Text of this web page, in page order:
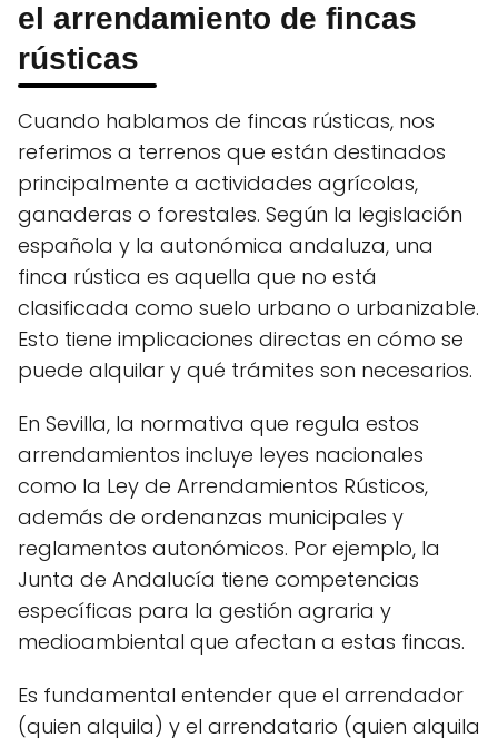
el arrendamiento de fincas
rústicas
Cuando hablamos de fincas rústicas, nos
referimos a terrenos que están destinados
principalmente a actividades agrícolas,
ganaderas o forestales. Según la legislación
española y la autonómica andaluza, una
finca rústica es aquella que no está
clasificada como suelo urbano o urbanizable.
Esto tiene implicaciones directas en cómo se
puede alquilar y qué trámites son necesarios.
En Sevilla, la normativa que regula estos
arrendamientos incluye leyes nacionales
como la Ley de Arrendamientos Rústicos,
además de ordenanzas municipales y
reglamentos autonómicos. Por ejemplo, la
Junta de Andalucía tiene competencias
específicas para la gestión agraria y
medioambiental que afectan a estas fincas.
Es fundamental entender que el arrendador
(quien alquila) y el arrendatario (quien alquila